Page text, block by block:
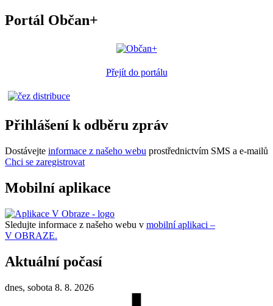
Portál Občan+
Přejít do portálu
Přihlášení k odběru zpráv
Dostávejte informace z našeho webu prostřednictvím SMS a e-mailů
Chci se zaregistrovat
Mobilní aplikace
Sledujte informace z našeho webu v mobilní aplikaci –
V OBRAZE.
Aktuální počasí
dnes, sobota 8. 8. 2026